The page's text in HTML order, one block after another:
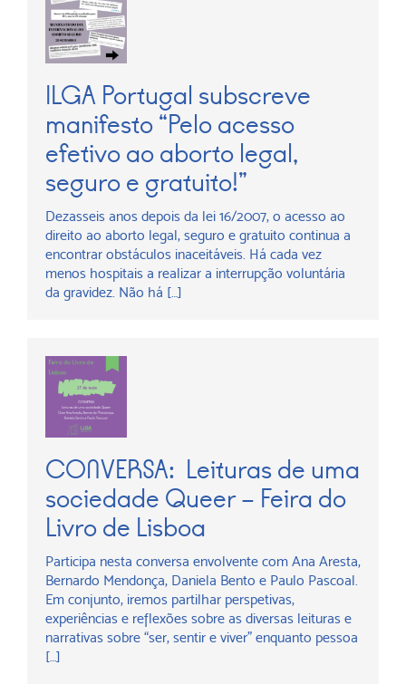
ILGA Portugal subscreve
manifesto “Pelo acesso
efetivo ao aborto legal,
seguro e gratuito!”
Dezasseis anos depois da lei 16/2007, o acesso ao
direito ao aborto legal, seguro e gratuito continua a
encontrar obstáculos inaceitáveis. Há cada vez
menos hospitais a realizar a interrupção voluntária
da gravidez. Não há […]
CONVERSA: Leituras de uma
sociedade Queer – Feira do
Livro de Lisboa
Participa nesta conversa envolvente com Ana Aresta,
Bernardo Mendonça, Daniela Bento e Paulo Pascoal.
Em conjunto, iremos partilhar perspetivas,
experiências e reflexões sobre as diversas leituras e
narrativas sobre “ser, sentir e viver” enquanto pessoa
[…]